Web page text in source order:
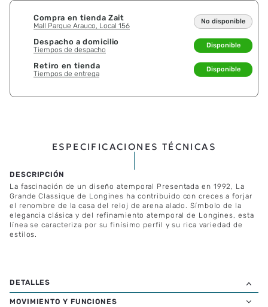
Compra en tienda Zait
Mall Parque Arauco, Local 156
No disponible
Despacho a domicilio
Tiempos de despacho
Disponible
Retiro en tienda
Tiempos de entrega
Disponible
ESPECIFICACIONES TÉCNICAS
La fascinación de un diseño atemporal Presentada en 1992, La
Grande Classique de Longines ha contribuido con creces a forjar
el renombre de la casa del reloj de arena alado. Símbolo de la
elegancia clásica y del refinamiento atemporal de Longines, esta
línea se caracteriza por su finísimo perfil y su rica variedad de
estilos.
MOVIMIENTO Y FUNCIONES